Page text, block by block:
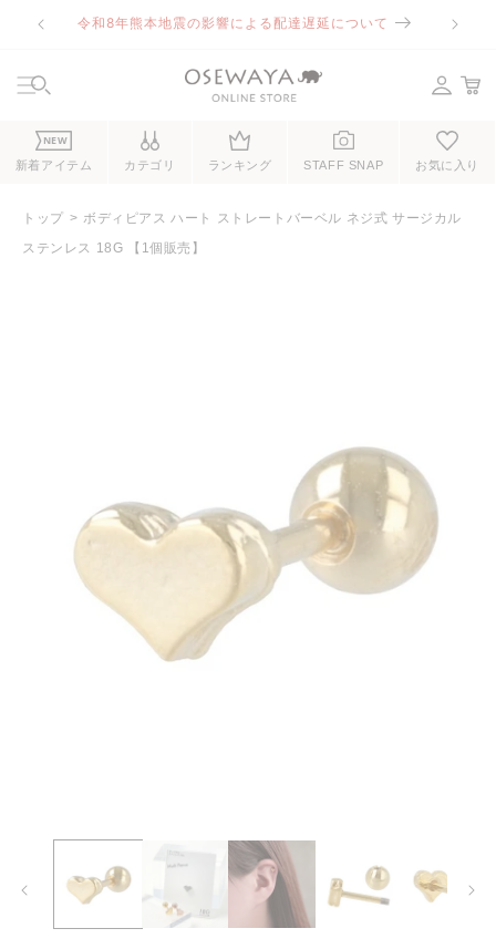
ンツに令和8年熊本地震の影響による配達遅延について
NEW
新着アイテム カテゴリ ランキング STAFF SNAP お気に入り
トップ
ボディピアス ハート ストレートバーベル ネジ式 サージカル
ステンレス 18G 【1個販売】